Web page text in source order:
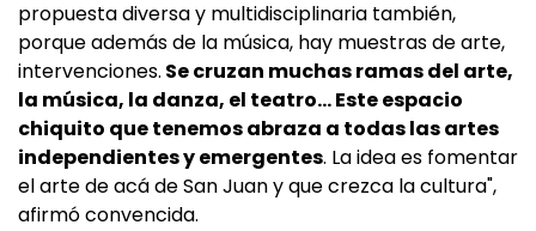
propuesta diversa y multidisciplinaria también,
porque además de la música, hay muestras de arte,
intervenciones. Se cruzan muchas ramas del arte,
la música, la danza, el teatro… Este espacio
chiquito que tenemos abraza a todas las artes
independientes y emergentes. La idea es fomentar
el arte de acá de San Juan y que crezca la cultura",
afirmó convencida.